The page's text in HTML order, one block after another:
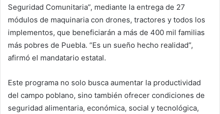
Seguridad Comunitaria”, mediante la entrega de 27
módulos de maquinaria con drones, tractores y todos los
implementos, que beneficiarán a más de 400 mil familias
más pobres de Puebla. “Es un sueño hecho realidad”,
afirmó el mandatario estatal.
Este programa no solo busca aumentar la productividad
del campo poblano, sino también ofrecer condiciones de
seguridad alimentaria, económica, social y tecnológica,